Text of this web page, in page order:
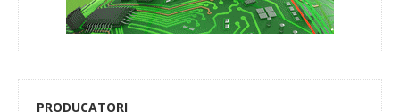
PRODUCATORI